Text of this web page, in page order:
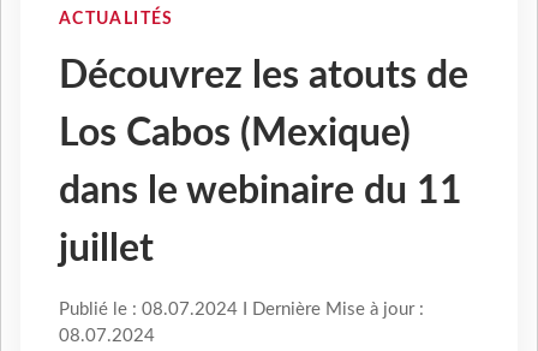
ACTUALITÉS
Découvrez les atouts de
Los Cabos (Mexique)
dans le webinaire du 11
juillet
Publié le : 08.07.2024 I Dernière Mise à jour :
08.07.2024